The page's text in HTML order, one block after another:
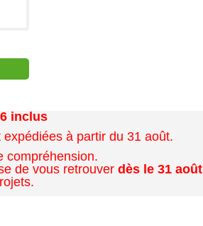
inclus
à partir du 31 août.
compréhension.
de vous retrouver dès le 31 août